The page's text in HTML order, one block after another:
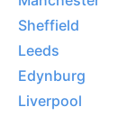
Sheffield
Leeds
Edynburg
Liverpool